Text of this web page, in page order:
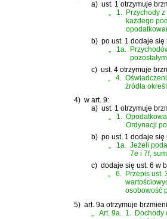
a) ust. 1 otrzymuje
1.
Przychody
każdego
b) po ust. 1 dodaje się
1a.
c) ust. 4 otrzymuje
4.
źródła
4) w art. 9:
a) ust. 1 otrzymuje
„
1.
Ordynacji
b) po ust. 1 dodaje się
„
1a. Jeżeli
7e i 7f,
c) dodaje się ust. 6 w
„
6. Przepis ust.
osobowość
5) art. 9a otrzymuje
Art. 9a. 1.
Dochody